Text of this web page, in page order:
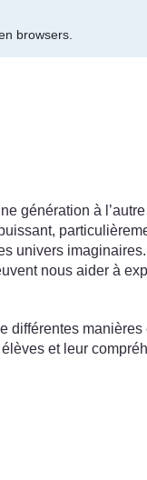
browsers.
génération à
univers
nous aider à
et leur